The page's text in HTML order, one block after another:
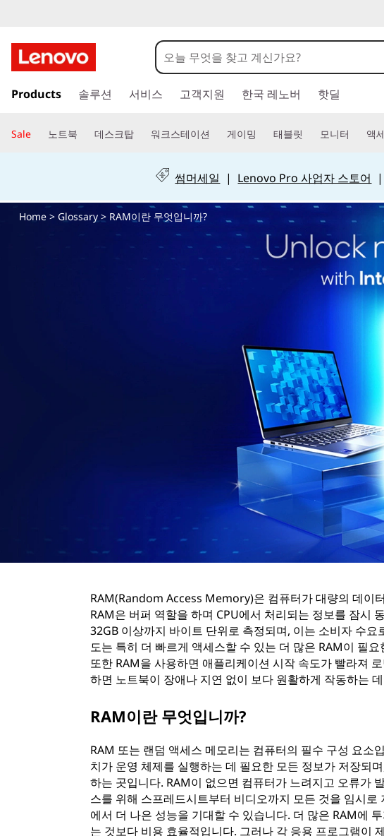
A
M
의
정
와
요
텐
츠
기
Products 솔루션 서비스 고객지원 한국 레노버 핫딜
Sale 노트북 데스크탑 워크스테이션 게이밍 태블릿 모니터 액
썸머세일 | Lenovo Pro 사업자 스토어 |
Home> Glossary> RAM이란 무엇입니까?
RAM(Random Access Memory)은 컴퓨터가 대량의 데이
RAM은 버퍼 역할을 하며 CPU에서 처리되는 정보를 잠시
32GB 이상까지 바이트 단위로 측정되며, 이는 소비자 수
도는 특히 더 빠르게 액세스할 수 있는 더 많은 RAM이 필
또한 RAM을 사용하면 애플리케이션 시작 속도가 빨라져
하면 노트북이 장애나 지연 없이 보다 원활하게 작동하는
RAM이란 무엇입니까?
RAM 또는 랜덤 액세스 메모리는 컴퓨터의 필수 구성 요소
치가 운영 체제를 실행하는 데 필요한 모든 정보가 저장되
하는 곳입니다. RAM이 없으면 컴퓨터가 느려지고 오류가
스를 위해 스프레드시트부터 비디오까지 모든 것을 임시
에서 더 나은 성능을 기대할 수 있습니다. 더 많은 RAM에
는 것보다 비용 효율적입니다. 그러나 각 응용 프로그램이